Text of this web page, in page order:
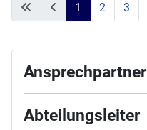
1 2 3
Ansprechpartner
Abteilungsleiter